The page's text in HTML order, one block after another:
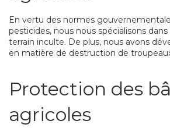
En vertu des normes
pesticides, nous nous spécialisons
terrain inculte. De plus, nous avons
en matière de destruction de
Protection des
agricoles